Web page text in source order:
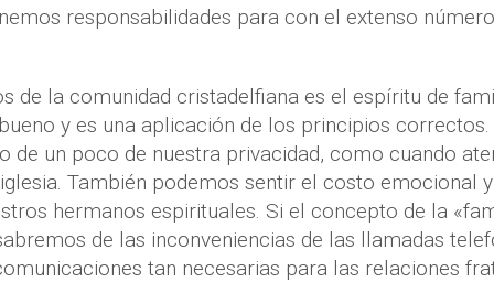
responsabilidades para con el extenso
de la comunidad cristadelfiana es el espíritu de
y es una aplicación de los principios
de un poco de nuestra privacidad, como cuando
También podemos sentir el costo emocional
hermanos espirituales. Si el concepto de la
de las inconveniencias de las llamadas
tan necesarias para las relaciones